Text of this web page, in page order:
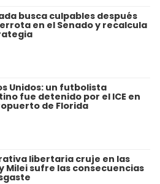
busca culpables después
en el Senado y recalcula
Unidos: un futbolista
fue detenido por el ICE en
de Florida
libertaria cruje en las
Milei sufre las consecuencias